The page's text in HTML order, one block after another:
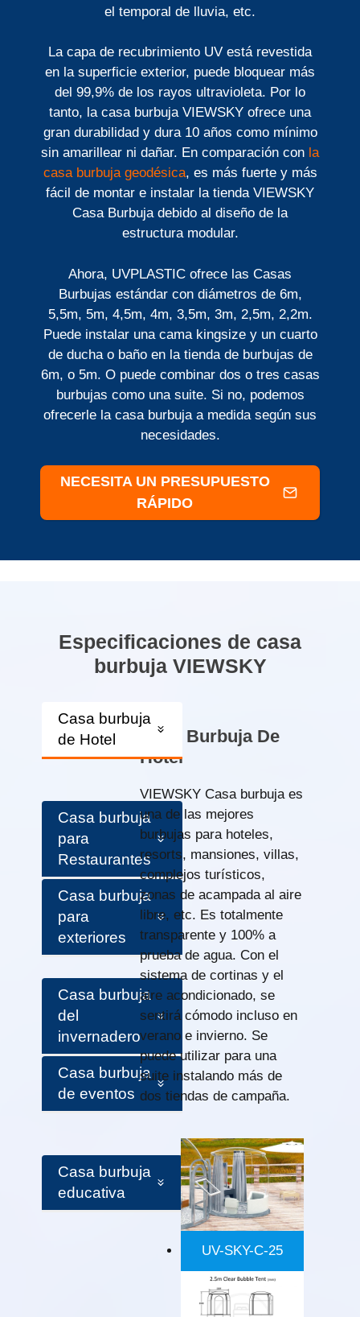
el temporal de lluvia, etc.
La capa de recubrimiento UV está revestida
en la superficie exterior, puede bloquear más
del 99,9% de los rayos ultravioleta. Por lo
tanto, la casa burbuja VIEWSKY ofrece una
gran durabilidad y dura 10 años como mínimo
sin amarillear ni dañar. En comparación con la
casa burbuja geodésica, es más fuerte y más
fácil de montar e instalar la tienda VIEWSKY
Casa Burbuja debido al diseño de la
estructura modular.
Ahora, UVPLASTIC ofrece las Casas
Burbujas estándar con diámetros de 6m,
5,5m, 5m, 4,5m, 4m, 3,5m, 3m, 2,5m, 2,2m.
Puede instalar una cama kingsize y un cuarto
de ducha o baño en la tienda de burbujas de
6m, o 5m. O puede combinar dos o tres casas
burbujas como una suite. Si no, podemos
ofrecerle la casa burbuja a medida según sus
necesidades.
NECESITA UN PRESUPUESTO
RÁPIDO
Especificaciones de casa
burbuja VIEWSKY
Casa burbuja
de Hotel
Casa burbuja
para
Restaurantes
Casa burbuja
para
exteriores
Casa burbuja
del
invernadero
Casa burbuja
de eventos
Casa burbuja
educativa
Casa Burbuja De
Hotel
VIEWSKY Casa burbuja es
una de las mejores
burbujas para hoteles,
resorts, mansiones, villas,
complejos turísticos,
zonas de acampada al aire
libre, etc. Es totalmente
transparente y 100% a
prueba de agua. Con el
sistema de cortinas y el
aire acondicionado, se
sentirá cómodo incluso en
verano e invierno. Se
puede utilizar para una
suite instalando más de
dos tiendas de campaña.
UV-SKY-C-25